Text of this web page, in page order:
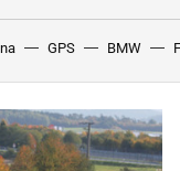
GPS BMW